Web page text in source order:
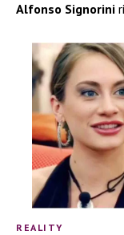
Alfonso Signorini
REALITY